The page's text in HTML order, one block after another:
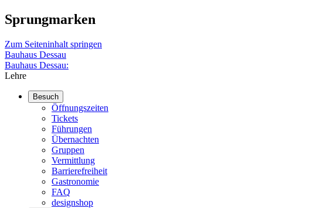
Sprungmarken
Zum Seiteninhalt springen
Bauhaus Dessau
Bauhaus Dessau:
Lehre
Besuch
Öffnungszeiten
Tickets
Führungen
Übernachten
Gruppen
Vermittlung
Barrierefreiheit
Gastronomie
FAQ
designshop